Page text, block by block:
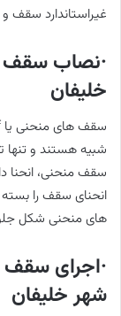
غیراستاندارد سقف
·نصاب سقف
خلیفان
شبیه هستند و تنها
سقف منحنی، انحنا
انحنای سقف را
های منحنی شکل
شهر خلیفان